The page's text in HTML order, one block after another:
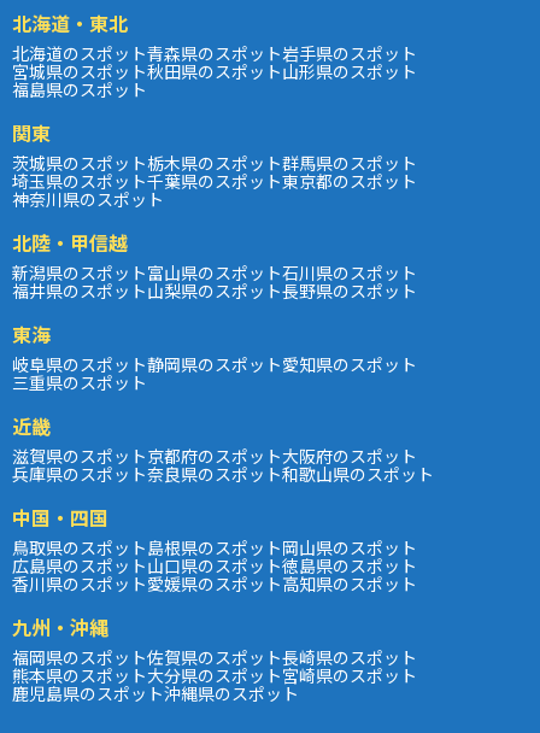
北海道・東北
北海道のスポット青森県のスポット岩手県のスポット
宮城県のスポット秋田県のスポット山形県のスポット
福島県のスポット
関東
茨城県のスポット栃木県のスポット群馬県のスポット
埼玉県のスポット千葉県のスポット東京都のスポット
神奈川県のスポット
北陸・甲信越
新潟県のスポット富山県のスポット石川県のスポット
福井県のスポット山梨県のスポット長野県のスポット
東海
岐阜県のスポット静岡県のスポット愛知県のスポット
三重県のスポット
近畿
滋賀県のスポット京都府のスポット大阪府のスポット
兵庫県のスポット奈良県のスポット和歌山県のスポット
中国・四国
鳥取県のスポット島根県のスポット岡山県のスポット
広島県のスポット山口県のスポット徳島県のスポット
香川県のスポット愛媛県のスポット高知県のスポット
九州・沖縄
福岡県のスポット佐賀県のスポット長崎県のスポット
熊本県のスポット大分県のスポット宮崎県のスポット
鹿児島県のスポット沖縄県のスポット